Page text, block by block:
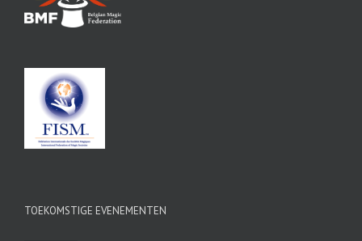
TOEKOMSTIGE EVENEMENTEN